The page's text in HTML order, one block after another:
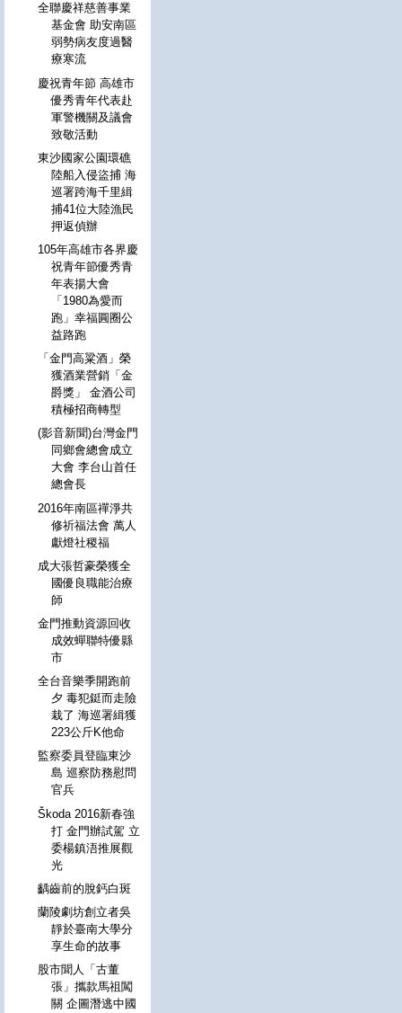
全聯慶祥慈善事業
基金會 助安南區
弱勢病友度過醫
療寒流
慶祝青年節 高雄市
優秀青年代表赴
軍警機關及議會
致敬活動
東沙國家公園環礁
陸船入侵盜捕 海
巡署跨海千里緝
捕41位大陸漁民
押返偵辦
105年高雄市各界慶
祝青年節優秀青
年表揚大會
「1980為愛而
跑」幸福圓圈公
益路跑
「金門高粱酒」榮
獲酒業營銷「金
爵獎」 金酒公司
積極招商轉型
(影音新聞)台灣金門
同鄉會總會成立
大會 李台山首任
總會長
2016年南區禪淨共
修祈福法會 萬人
獻燈社稷福
成大張哲豪榮獲全
國優良職能治療
師
金門推動資源回收
成效蟬聯特優縣
市
全台音樂季開跑前
夕 毒犯鋌而走險
栽了 海巡署緝獲
223公斤K他命
監察委員登臨東沙
島 巡察防務慰問
官兵
Škoda 2016新春強
打 金門辦試駕 立
委楊鎮浯推展觀
光
齲齒前的脫鈣白斑
蘭陵劇坊創立者吳
靜於臺南大學分
享生命的故事
股市聞人「古董
張」攜款馬祖闖
關 企圖潛逃中國